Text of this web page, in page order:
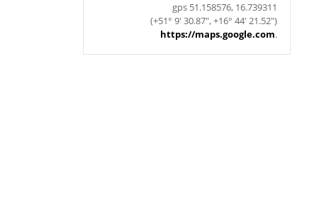
gps 51.158576, 16.739311
(+51° 9' 30.87", +16° 44' 21.52")
https://maps.google.com.